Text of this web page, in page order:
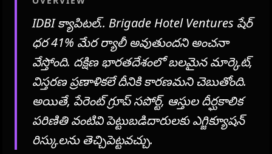
IDBI క్యాపిటల్.. Brigade Hotel Ventures షేర్
ధర 41% మేర ర్యాలీ అవుతుందని అంచనా
వేస్తోంది. దక్షిణ భారతదేశంలో బలమైన మార్కెట్,
విస్తరణ ప్రణాళికలే దీనికి కారణమని చెబుతోంది.
అయితే, పేరెంట్ గ్రూప్ సపోర్ట్, ఆస్తుల దీర్ఘకాలిక
పరిణితి వంటివి పెట్టుబడిదారులకు ఎగ్జిక్యూషన్
రిస్కులను తెచ్చిపెట్టవచ్చు.